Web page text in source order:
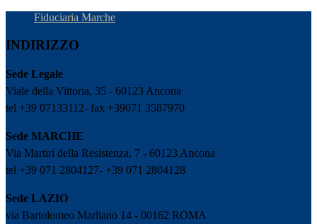
Fiduciaria Marche
INDIRIZZO
Sede Legale
Viale della Vittoria, 35 - 60123 Ancona
tel +39 07133112- fax +39071 3587970
Sede MARCHE
Via Martiri della Resistenza, 7 - 60123 Ancona
tel +39 071 2804127- +39 071 2804128
Sede LAZIO
via Bartolomeo Marliano 14 - 00162 ROMA